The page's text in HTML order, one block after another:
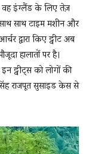
वह इंग्लैंड के लिए तेज़
साथ टाइम मशीन और
द्वारा किए ट्वीट अब
हालातों पर है।
ट्वीट्स को लोगों की
राजपूत सुसाइड केस से